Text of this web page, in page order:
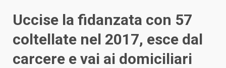
Uccise la fidanzata con 57
coltellate nel 2017, esce dal
carcere e vai ai domiciliari